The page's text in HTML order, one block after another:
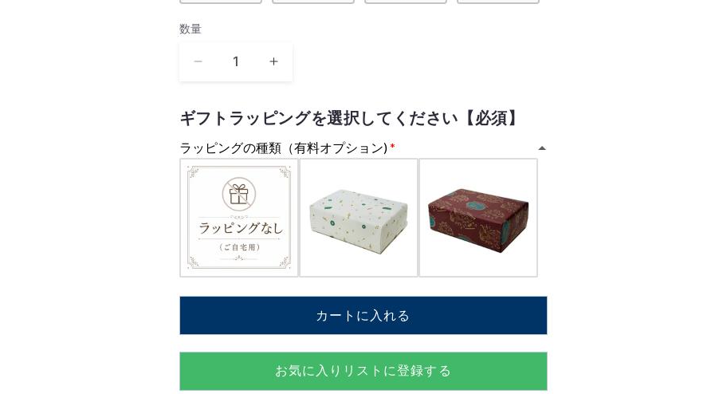
数
数量
ロ
ダ
ー
ヌ
ー
ー
よ
V.Guaraldi【MM310S+ARM】
シ
ロ
ダ
ー
ー
ピ
ー
よ
V.Guaraldi【MM310S+ARM】
数
ギフトラッピングを選択してください【必須】
ラッピングの種類（有料オプション)
カートに入れる
お気に入りリストに登録する